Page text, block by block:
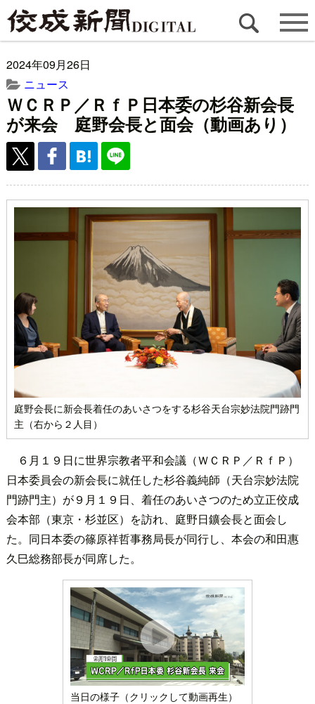
2024年09月26日
ニュース
ＷＣＲＰ／ＲｆＰ日本委の杉谷新会長
が来会 庭野会長と面会（動画あり）
庭野会長に新会長着任のあいさつをする杉谷天台宗妙法院門跡門
主（右から２人目）
６月１９日に世界宗教者平和会議（ＷＣＲＰ／ＲｆＰ）
日本委員会の新会長に就任した杉谷義純師（天台宗妙法院
門跡門主）が９月１９日、着任のあいさつのため立正佼成
会本部（東京・杉並区）を訪れ、庭野日鑛会長と面会し
た。同日本委の篠原祥哲事務局長が同行し、本会の和田惠
久巳総務部長が同席した。
当日の様子（クリックして動画再生）